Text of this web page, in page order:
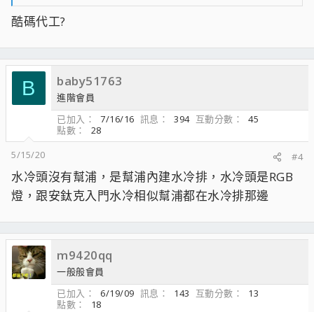
酷碼代工?
B baby51763
進階會員
已加入
7/16/16 訊息 394 互動分數
45
點數
28
5/15/20
#4
水冷頭沒有幫浦，是幫浦內建水冷排，水冷頭是RGB
燈，跟安鈦克入門水冷相似幫浦都在水冷排那邊
m9420qq
一般般會員
已加入
6/19/09 訊息 143 互動分數
13
點數
18